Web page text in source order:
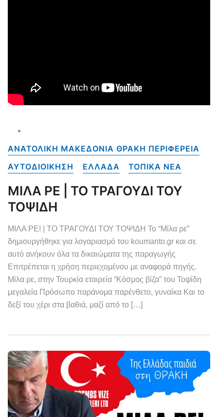
ΑΝΑΤΟΛΙΚΗ ΜΑΚΕΔΟΝΙΑ ΘΡΑΚΗ ΠΕΡΙΦΕΡΕΙΑ
ΑΥΤΟΔΙΟΙΚΗΣΗ
ΕΛΛΑΔΑ ΤΟΠΙΚΑ NEA
ΜΙΛΑ ΡΕ | ΤΟ ΤΡΑΓΟΥΔΙ ΤΟΥ
ΤΟΨΙΔΗ
ΜΙΛΑ ΡΕ! | ΤΟ ΤΡΑΓΟΥΔΙ ΤΟΥ ΤΟΨΙΔΗ Το “Μίλα ρε”
δημιουργήθηκε για λογαριασμό του koumanto.gr και σε
αυτό ανήκουν όλα τα δικαιώματα της παραγωγής
Επιτρέπεται η χρήση περιεχομένου με αναφορά πηγής.
Μίλα ρε, στην Τουρκία εταιρεία “Κόσμος βίζα” του Τοψίδη
μεγαλεία Πρόσωπο παράνομα παρένθετο, γυναίκα Και το
δεξί του χέρι στα βαθιά, μαζί από το […]